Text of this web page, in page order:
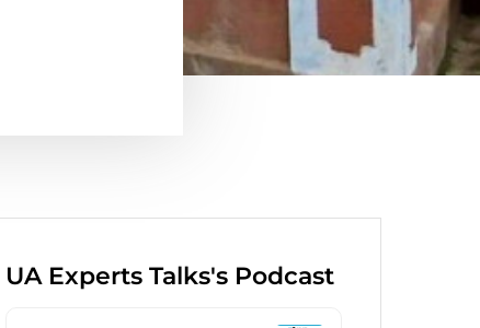
UA Experts Talks's Podcast